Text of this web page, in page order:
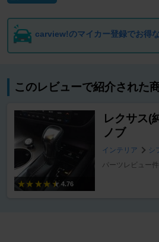
carview!のマイカー登録でお得
このレビューで紹介された
4.76
レクサス(
ノブ
インテリア
シ
パーツレビュー